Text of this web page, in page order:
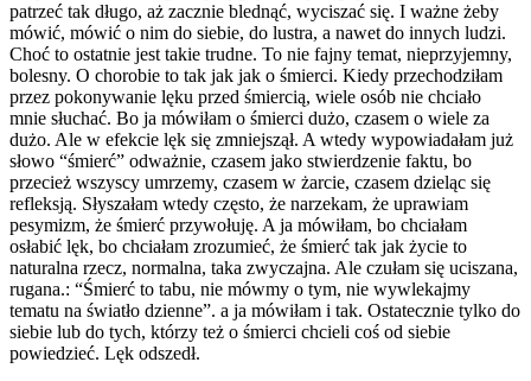
patrzeć tak długo, aż zacznie blednąć, wyciszać się. I ważne żeby
mówić, mówić o nim do siebie, do lustra, a nawet do innych ludzi.
Choć to ostatnie jest takie trudne. To nie fajny temat, nieprzyjemny,
bolesny. O chorobie to tak jak jak o śmierci. Kiedy przechodziłam
przez pokonywanie lęku przed śmiercią, wiele osób nie chciało
mnie słuchać. Bo ja mówiłam o śmierci dużo, czasem o wiele za
dużo. Ale w efekcie lęk się zmniejszął. A wtedy wypowiadałam już
słowo “śmierć” odważnie, czasem jako stwierdzenie faktu, bo
przecież wszyscy umrzemy, czasem w żarcie, czasem dzieląc się
refleksją. Słyszałam wtedy często, że narzekam, że uprawiam
pesymizm, że śmierć przywołuję. A ja mówiłam, bo chciałam
osłabić lęk, bo chciałam zrozumieć, że śmierć tak jak życie to
naturalna rzecz, normalna, taka zwyczajna. Ale czułam się uciszana,
rugana.: “Śmierć to tabu, nie mówmy o tym, nie wywlekajmy
tematu na światło dzienne”. a ja mówiłam i tak. Ostatecznie tylko do
siebie lub do tych, którzy też o śmierci chcieli coś od siebie
powiedzieć. Lęk odszedł.